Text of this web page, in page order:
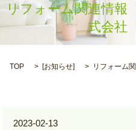
リフォーム関連情
式会社
TOP [お知らせ] リフォーム
2023-02-13